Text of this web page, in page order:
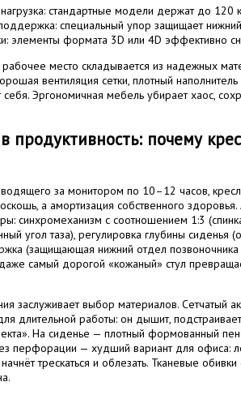
стандартные модели держат до 120
специальный упор защищает
элементы формата 3D или 4D эффективно
место складывается из надежных
вентиляция сетки, плотный
Эргономичная мебель убирает хаос,
продуктивность: почему
за монитором по 10–12 часов,
а амортизация собственного
синхромеханизм с соотношением 1:3
угол таза), регулировка глубины сиденья
(защищающая нижний отдел
самый дорогой «кожаный» стул
заслуживает выбор материалов. Сетчатый
длительной работы: он дышит,
На сиденье — плотный формованный
перфорации — худший вариант для офиса:
трескаться и облезать. Тканевые